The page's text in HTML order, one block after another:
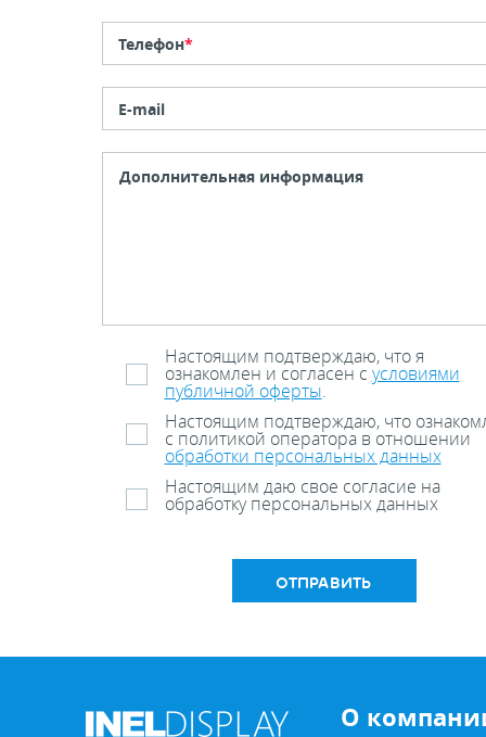
Телефон*
E-mail
Настоящим подтверждаю, что я
ознакомлен и согласен с условиями
публичной оферты.
Настоящим подтверждаю, что
с политикой оператора в отношении
обработки персональных данных
Настоящим даю свое согласие на
обработку персональных данных
ОТПРАВИТЬ
О